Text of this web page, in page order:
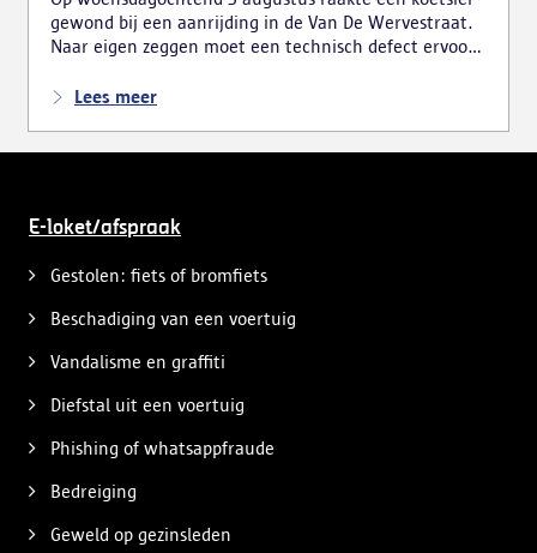
gewond bij een aanrijding in de Van De Wervestraat.
Naar eigen zeggen moet een technisch defect ervoor
geworden. De koets week van de rijbaan af en
verwondingen naar het ziekenhuis overgebracht. De
koets kon niet meer verder rijden en werd opgehaald.
Lees meer
E-loket/afspraak
Gestolen: fiets of bromfiets
Beschadiging van een voertuig
Vandalisme en graffiti
Diefstal uit een voertuig
Phishing of whatsappfraude
Bedreiging
Geweld op gezinsleden